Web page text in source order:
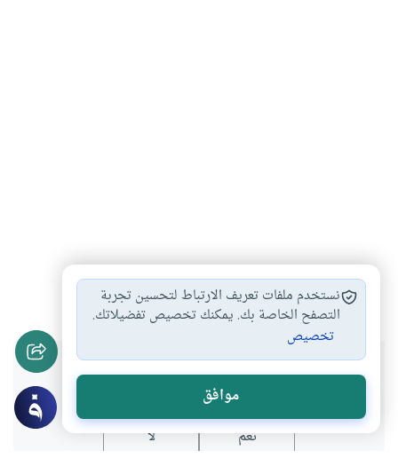
الحج #أيام التشريق
هل انتفعت بهذا المحتوى؟
نعم لا
نستخدم ملفات تعريف الارتباط لتحسين تجربة
التصفح الخاصة بك. يمكنك تخصيص تفضيلاتك.
تخصيص
موافق